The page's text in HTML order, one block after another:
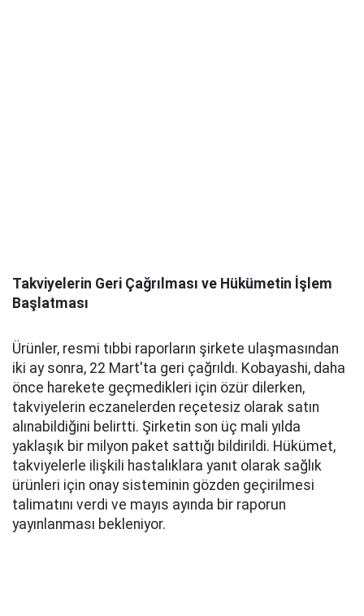
Takviyelerin Geri Çağrılması ve Hükümetin İşlem
Başlatması
Ürünler, resmi tıbbi raporların şirkete ulaşmasından
iki ay sonra, 22 Mart'ta geri çağrıldı. Kobayashi, daha
önce harekete geçmedikleri için özür dilerken,
takviyelerin eczanelerden reçetesiz olarak satın
alınabildiğini belirtti. Şirketin son üç mali yılda
yaklaşık bir milyon paket sattığı bildirildi. Hükümet,
takviyelerle ilişkili hastalıklara yanıt olarak sağlık
ürünleri için onay sisteminin gözden geçirilmesi
talimatını verdi ve mayıs ayında bir raporun
yayınlanması bekleniyor.